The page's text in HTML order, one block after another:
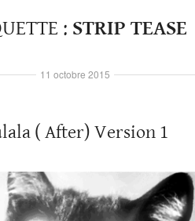
: STRIP TEASE
( After) Version 1
11 octobre 2015